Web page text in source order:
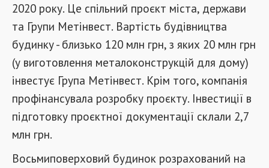
2020 року. Це спільний проєкт міста, держави
та Групи Метінвест. Вартість будівництва
будинку - близько 120 млн грн, з яких 20 млн грн
(у виготовлення металоконструкцій для дому)
інвестує Група Метінвест. Крім того, компанія
профінансувала розробку проєкту. Інвестиції в
підготовку проєктної документації склали 2,7
млн ​​грн.
Восьмиповерховий будинок розрахований на